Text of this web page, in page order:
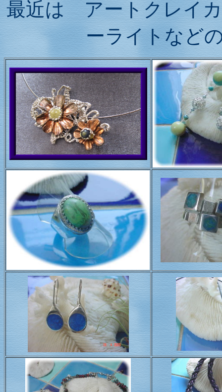
最近は アートクレイ
ーライトなど